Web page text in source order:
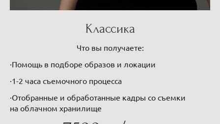
Классика
Что вы получаете:
·Помощь в подборе образов и локации
·1-2 часа съемочного процесса
·Отобранные и обработанные кадры со съемки
на облачном хранилище